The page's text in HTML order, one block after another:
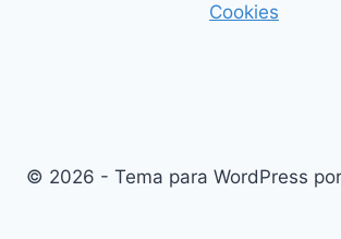
Cookies
© 2026 - Tema para WordPress por